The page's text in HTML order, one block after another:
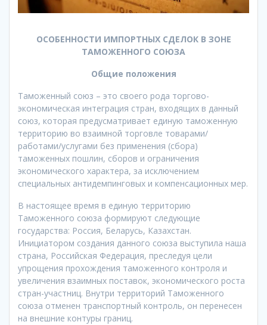
ОСОБЕННОСТИ ИМПОРТНЫХ СДЕЛОК В ЗОНЕ
ТАМОЖЕННОГО СОЮЗА
Общие положения
Таможенный союз – это своего рода торгово-
экономическая интеграция стран, входящих в данный
союз, которая предусматривает единую таможенную
территорию во взаимной торговле товарами/
работами/услугами без применения (сбора)
таможенных пошлин, сборов и ограничения
экономического характера, за исключением
специальных антидемпинговых и компенсационных мер.
В настоящее время в единую территорию
Таможенного союза формируют следующие
государства: Россия, Беларусь, Казахстан.
Инициатором создания данного союза выступила наша
страна, Российская Федерация, преследуя цели
упрощения прохождения таможенного контроля и
увеличения взаимных поставок, экономического роста
стран-участниц. Внутри территорий Таможенного
союза отменен транспортный контроль, он перенесен
на внешние контуры границ.